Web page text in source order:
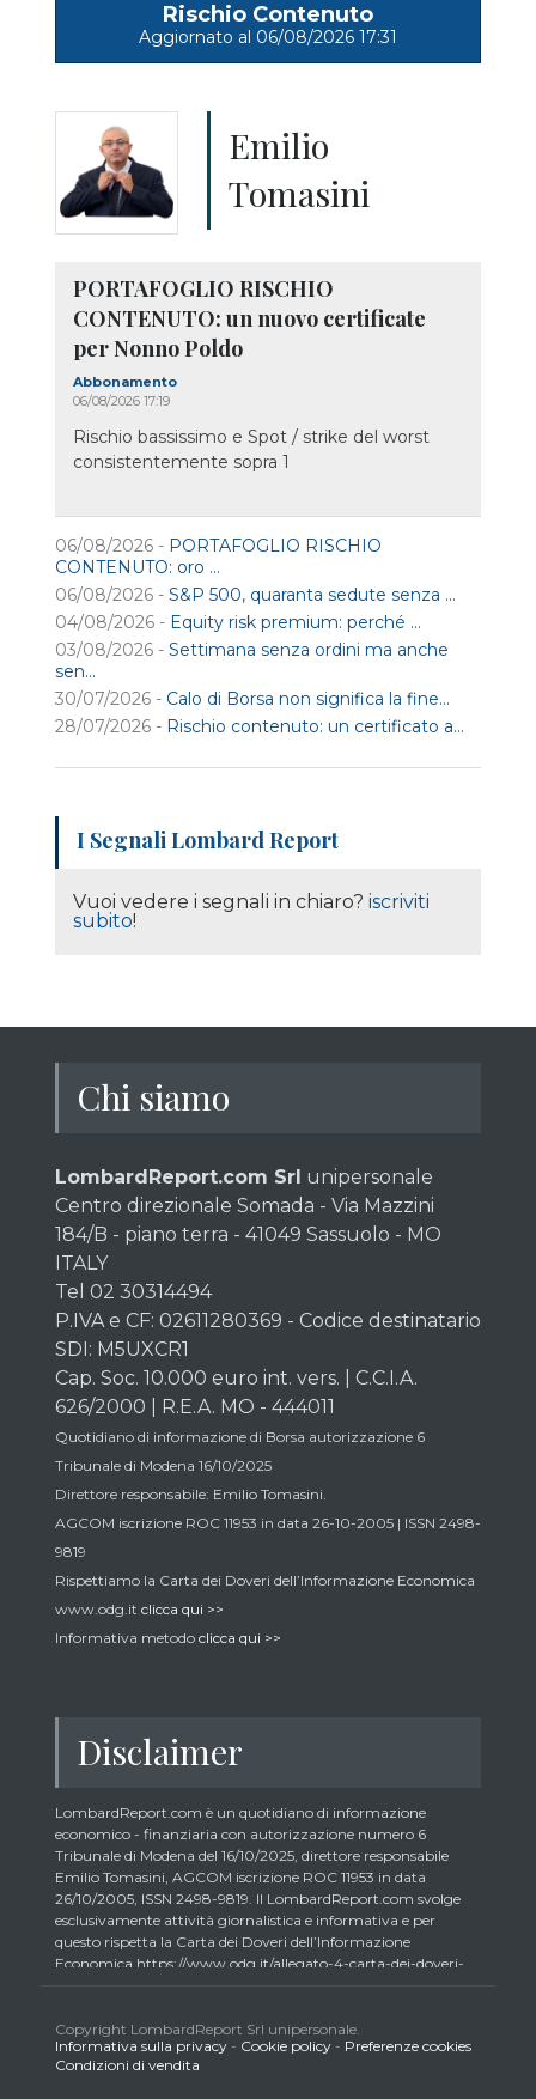
Rischio Contenuto
Aggiornato al 06/08/2026 17:31
Emilio
Tomasini
PORTAFOGLIO RISCHIO
CONTENUTO: un nuovo certificate
per Nonno Poldo
Abbonamento
06/08/2026 17:19
Rischio bassissimo e Spot / strike del worst
consistentemente sopra 1
06/08/2026 - PORTAFOGLIO RISCHIO
CONTENUTO: oro ...
06/08/2026 - S&P 500, quaranta sedute senza ...
04/08/2026 - Equity risk premium: perché ...
03/08/2026 - Settimana senza ordini ma anche
sen...
30/07/2026 - Calo di Borsa non significa la fine...
28/07/2026 - Rischio contenuto: un certificato a...
I Segnali Lombard Report
Vuoi vedere i segnali in chiaro? iscriviti
subito!
Chi siamo
LombardReport.com Srl unipersonale
Centro direzionale Somada - Via Mazzini
184/B - piano terra - 41049 Sassuolo - MO
ITALY
Tel 02 30314494
P.IVA e CF: 02611280369 - Codice destinatario
SDI: M5UXCR1
Cap. Soc. 10.000 euro int. vers. | C.C.I.A.
626/2000 | R.E.A. MO - 444011
Quotidiano di informazione di Borsa autorizzazione 6
Tribunale di Modena 16/10/2025
Direttore responsabile: Emilio Tomasini.
AGCOM iscrizione ROC 11953 in data 26-10-2005 | ISSN 2498-
9819
Rispettiamo la Carta dei Doveri dell’Informazione Economica
www.odg.it clicca qui >>
Informativa metodo clicca qui >>
Disclaimer
LombardReport.com è un quotidiano di informazione
economico - finanziaria con autorizzazione numero 6
Tribunale di Modena del 16/10/2025, direttore responsabile
Emilio Tomasini, AGCOM iscrizione ROC 11953 in data
26/10/2005, ISSN 2498-9819. Il LombardReport.com svolge
esclusivamente attività giornalistica e informativa e per
questo rispetta la Carta dei Doveri dell’Informazione
Economica https://www.odg.it/allegato-4-carta-dei-doveri-
essere consapevoli che i collaboratori di LombardReport.com
iscritti all’Ordine dei Giornalisti non possono detenere i titoli
oggetto dei loro articoli mentre i collaboratori non giornalisti
Copyright LombardReport Srl unipersonale.
Informativa sulla privacy - Cookie policy - Preferenze cookies
Condizioni di vendita